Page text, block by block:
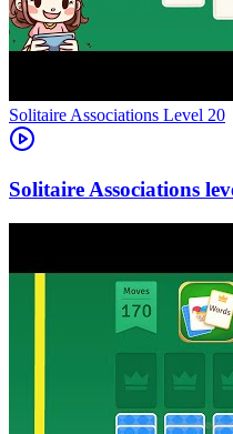
Level 20